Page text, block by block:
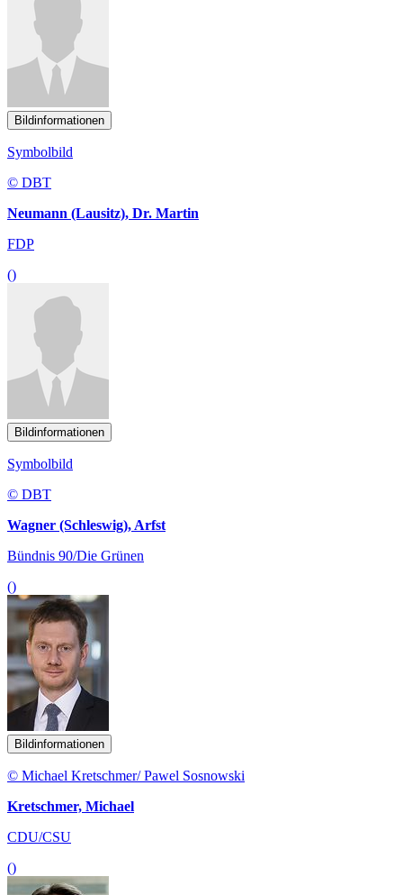
Bildinformationen
Symbolbild
© DBT
Neumann (Lausitz), Dr. Martin
FDP
()
Bildinformationen
Symbolbild
© DBT
Wagner (Schleswig), Arfst
Bündnis 90/Die Grünen
()
Bildinformationen
© Michael Kretschmer/ Pawel Sosnowski
Kretschmer, Michael
CDU/CSU
()